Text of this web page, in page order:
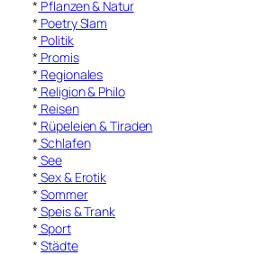
* Pflanzen & Natur
* Poetry Slam
* Politik
* Promis
* Regionales
* Religion & Philo
* Reisen
* Rüpeleien & Tiraden
* Schlafen
* See
* Sex & Erotik
*Sommer
* Speis & Trank
* Sport
*Städte